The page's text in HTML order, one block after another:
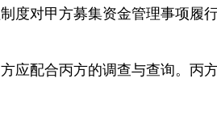
对甲方募集资金管理事项履
应配合丙方的调查与查询。丙